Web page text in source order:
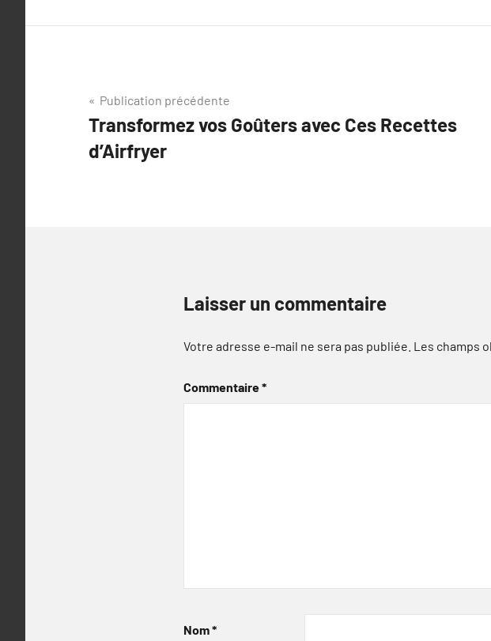
Navigation
de
l’article
Publication précédente
Transformez vos Goûters avec Ces Recettes
d’Airfryer
Laisser un commentaire
Votre adresse e-mail ne sera pas publiée. Les champs
Commentaire*
Nom*